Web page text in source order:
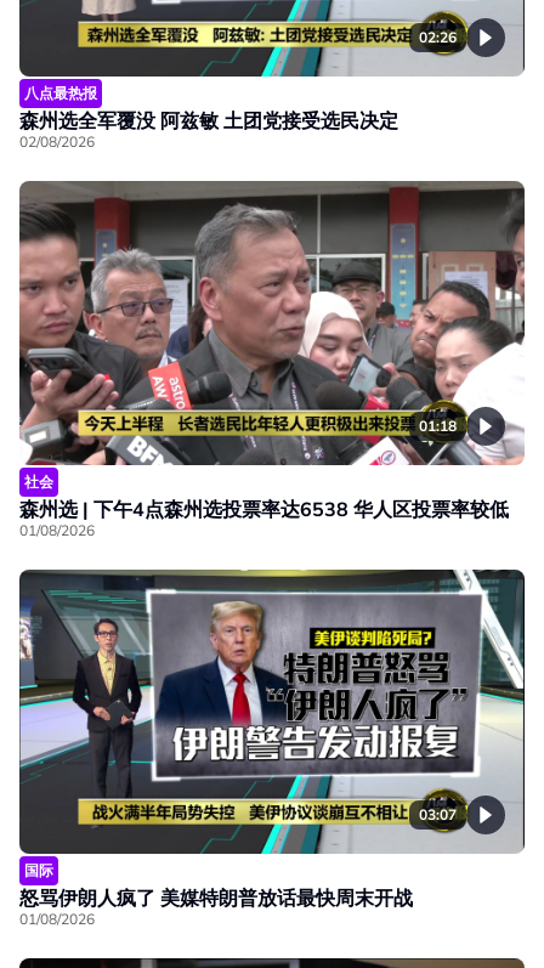
02:26
八点最热报
森州选全军覆没 阿兹敏 土团党接受选民决定
02/08/2026
01:18
社会
森州选 | 下午4点森州选投票率达6538 华人区投票率较低
01/08/2026
03:07
国际
怒骂伊朗人疯了 美媒特朗普放话最快周末开战
01/08/2026